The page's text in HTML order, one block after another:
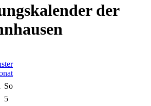
der
So
5